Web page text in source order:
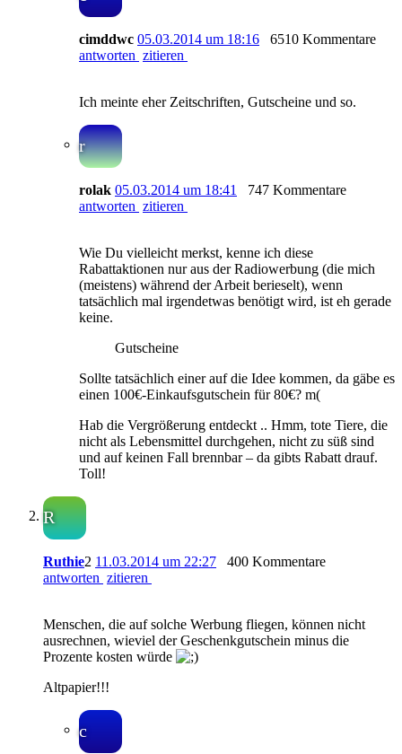
cimddwc 05.03.2014 um 18:16
6510 Kommentare
antworten zitieren
Ich meinte eher Zeitschriften, Gutscheine und so.
r
rolak 05.03.2014 um 18:41
747 Kommentare
antworten zitieren
Wie Du vielleicht merkst, kenne ich diese
Rabattaktionen nur aus der Radiowerbung (die mich
(meistens) während der Arbeit berieselt), wenn
tatsächlich mal irgendetwas benötigt wird, ist eh gerade
keine.
Gutscheine
Sollte tatsächlich einer auf die Idee kommen, da gäbe es
einen 100€-Einkaufsgutschein für 80€? m(
Hab die Vergrößerung entdeckt .. Hmm, tote Tiere, die
nicht als Lebensmittel durchgehen, nicht zu süß sind
und auf keinen Fall brennbar – da gibts Rabatt drauf.
Toll!
R
Ruthie2 11.03.2014 um 22:27
400 Kommentare
antworten zitieren
Menschen, die auf solche Werbung fliegen, können nicht
ausrechnen, wieviel der Geschenkgutschein minus die
Prozente kosten würde
Altpapier!!!
c